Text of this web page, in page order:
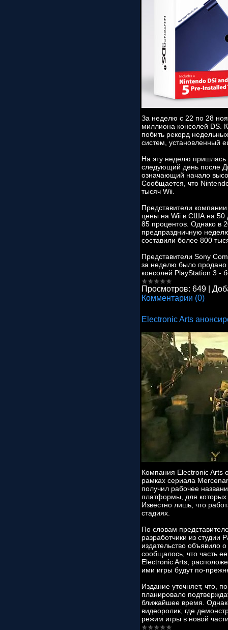
За неделю с 22 по 28
миллиона консолей DS.
побить рекорд
систем, установленный
На эту неделю пришлась
следующий день после
означающий начало
Сообщается, что
тысяч Wii.
Представители
цены на Wii в США на 50
85 процентов. Однако в
предпраздничную
составили более 800
Представители Sony
за неделю было продано
консолей PlayStation 3 -
Просмотров: 649
Комментарии (0)
Electronic Arts
Компания Electronic Arts
рамках сериала
получил рабочее
платформы, для которых
Известно лишь, что
стадиях.
По словам
разработчики из
издательство объявило
сообщалось, что часть
Electronic Arts,
ими игры будут по-
Издание уточняет, что,
планировало
ближайшее время.
видеоролик, где
режим игры в новой